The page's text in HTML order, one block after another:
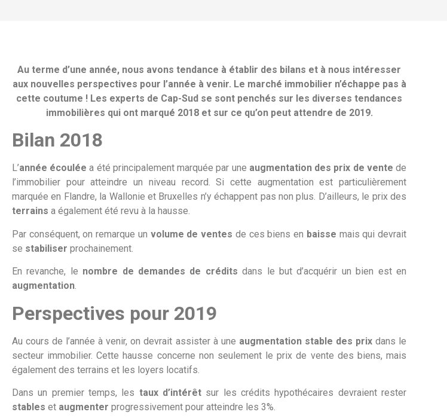
Au terme d’une année, nous avons tendance à établir des bilans et à nous intéresser
aux nouvelles perspectives pour l’année à venir. Le marché immobilier n’échappe pas à
cette coutume ! Les experts de Cap-Sud se sont penchés sur les diverses tendances
immobilières qui ont marqué 2018 et sur ce qu’on peut attendre de 2019.
Bilan 2018
L’année écoulée a été principalement marquée par une augmentation des prix de vente de
l’immobilier pour atteindre un niveau record. Si cette augmentation est particulièrement
marquée en Flandre, la Wallonie et Bruxelles n’y échappent pas non plus. D’ailleurs, le prix des
terrains a également été revu à la hausse.
Par conséquent, on remarque un volume de ventes de ces biens en baisse mais qui devrait
se stabiliser prochainement.
En revanche, le nombre de demandes de crédits dans le but d’acquérir un bien est en
augmentation.
Perspectives pour 2019
Au cours de l’année à venir, on devrait assister à une augmentation stable des prixdans le
secteur immobilier. Cette hausse concerne non seulement le prix de vente des biens, mais
également des terrains et les loyers locatifs.
Dans un premier temps, les taux d’intérêt sur les crédits hypothécaires devraient rester
stables et augmenter progressivement pour atteindre les 3%.